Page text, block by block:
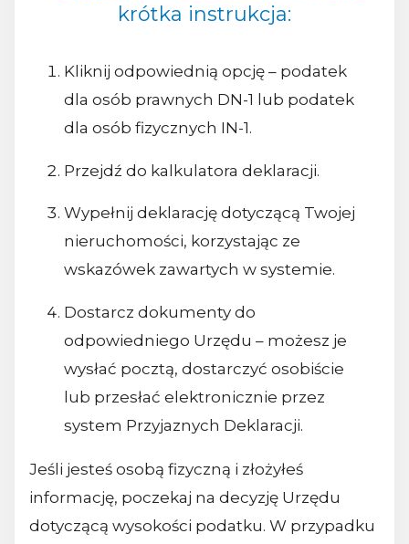
krótka instrukcja:
Kliknij odpowiednią opcję – podatek
dla osób prawnych DN-1 lub podatek
dla osób fizycznych IN-1.
Przejdź do kalkulatora deklaracji.
Wypełnij deklarację dotyczącą Twojej
nieruchomości, korzystając ze
wskazówek zawartych w systemie.
Dostarcz dokumenty do
odpowiedniego Urzędu – możesz je
wysłać pocztą, dostarczyć osobiście
lub przesłać elektronicznie przez
system Przyjaznych Deklaracji.
Jeśli jesteś osobą fizyczną i złożyłeś
informację, poczekaj na decyzję Urzędu
dotyczącą wysokości podatku. W przypadku